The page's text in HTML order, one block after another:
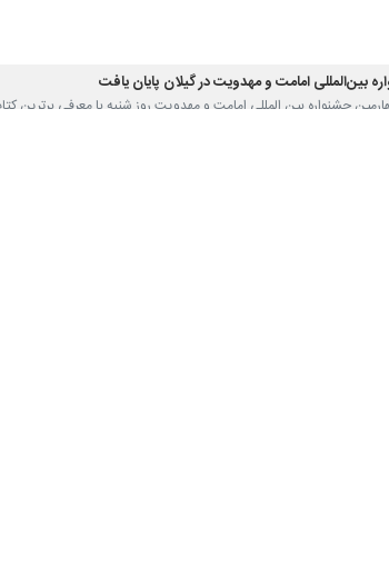
بین‌المللی امامت و مهدویت در گیلان پایان یافت
جشنواره بین المللی امامت و مهدویت روز شنبه با معرفی برترین